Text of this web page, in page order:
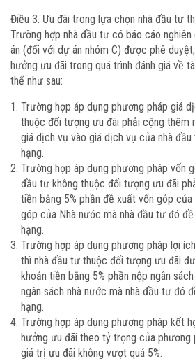
Điều 3. Ưu đãi trong lựa chọn nhà đầu tư
Trường hợp nhà đầu tư có báo cáo
án (đối với dự án nhóm C) được phê
hưởng ưu đãi trong quá trình đánh giá về
thể như sau:
Trường hợp áp dụng phương pháp giá
thuộc đối tượng ưu đãi phải cộng thêm
giá dịch vụ vào giá dịch vụ của nhà
hạng.
Trường hợp áp dụng phương pháp vốn
đầu tư không thuộc đối tượng ưu đãi
tiền bằng 5% phần đề xuất vốn góp
góp của Nhà nước mà nhà đầu tư đó
hạng.
Trường hợp áp dụng phương pháp lợi
thì nhà đầu tư thuộc đối tượng ưu đãi
khoản tiền bằng 5% phần nộp ngân
ngân sách nhà nước mà nhà đầu tư đó
hạng.
Trường hợp áp dụng phương pháp kết
hưởng ưu đãi theo tỷ trọng của phương
giá trị ưu đãi không vượt quá 5%.